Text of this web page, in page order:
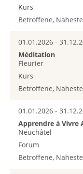
Kurs
Betroffene,
01.01.2026 -
Méditation
Fleurier
Kurs
Betroffene,
01.01.2026 -
Apprendre à Vivre
Neuchâtel
Forum
Betroffene,